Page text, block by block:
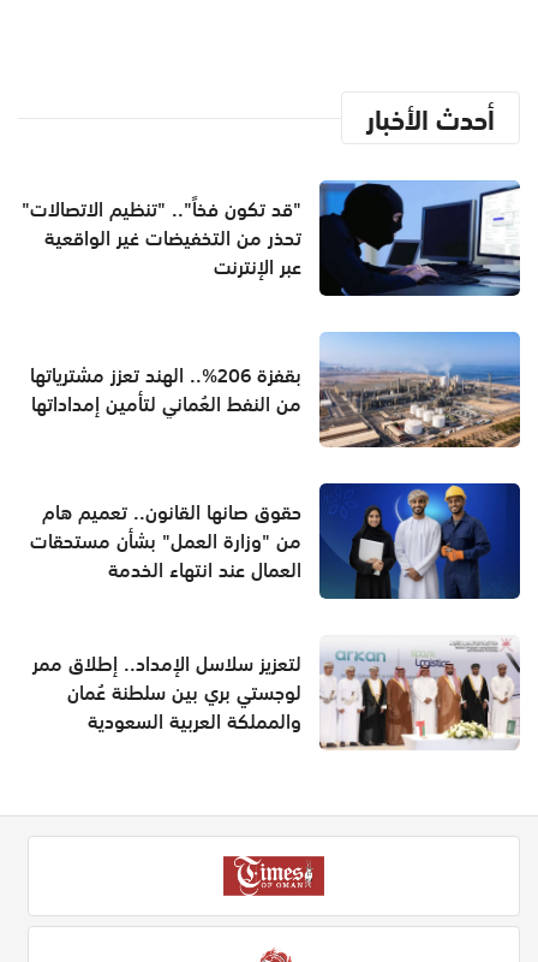
أحدث الأخبار
"قد تكون فخاً".. "تنظيم الاتصالات"
تحذر من التخفيضات غير الواقعية
عبر الإنترنت
بقفزة 206%.. الهند تعزز مشترياتها
من النفط العُماني لتأمين إمداداتها
حقوق صانها القانون.. تعميم هام
من "وزارة العمل" بشأن مستحقات
العمال عند انتهاء الخدمة
لتعزيز سلاسل الإمداد.. إطلاق ممر
لوجستي بري بين سلطنة عُمان
والمملكة العربية السعودية